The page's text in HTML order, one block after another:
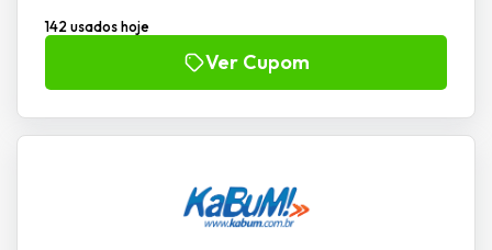
142 usados hoje
Ver Cupom